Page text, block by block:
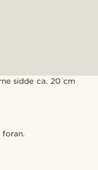
sidde ca. 20 cm
foran.